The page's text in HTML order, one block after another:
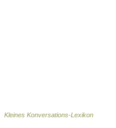
Kleines Konversations-Lexikon